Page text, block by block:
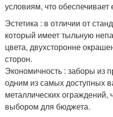
условиям, что
Эстетика : в отличии от
который имеет тыльную
цвета, двухсторонне
сторон.
Экономичность : заборы из
одним из самых доступных
металлических ограждений,
выбором для бюджета.